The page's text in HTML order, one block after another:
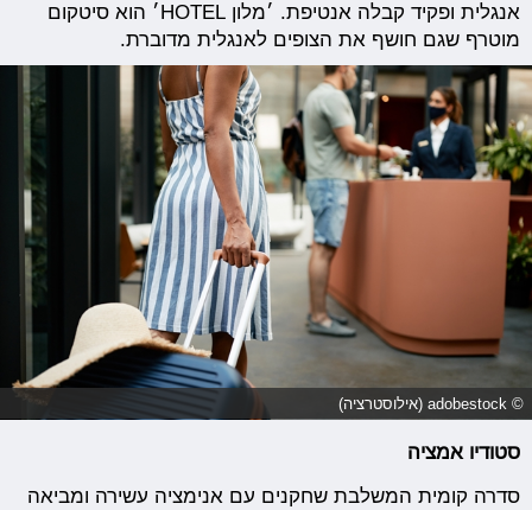
אנגלית ופקיד קבלה אנטיפת. ׳מלון HOTEL׳ הוא סיטקום
מוטרף שגם חושף את הצופים לאנגלית מדוברת.
© adobestock (אילוסטרציה)
סטודיו אמציה
סדרה קומית המשלבת שחקנים עם אנימציה עשירה ומביאה